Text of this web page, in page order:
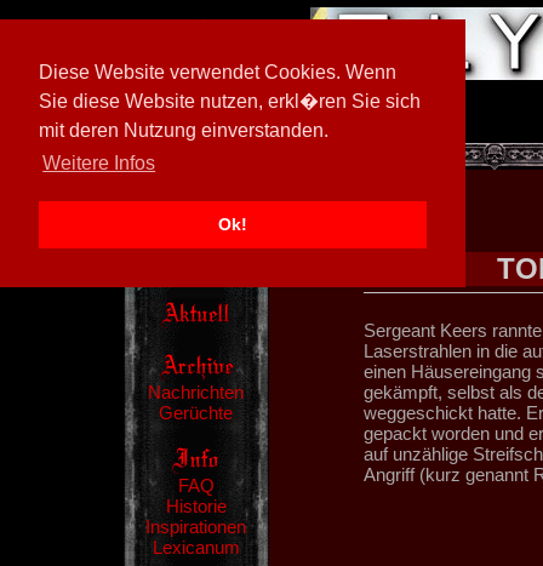
Diese Website verwendet Cookies. Wenn
Sie diese Website nutzen, erkl�ren Sie sich
mit deren Nutzung einverstanden.
Weitere Infos
Ok!
[ 600026/M3]
Nachrichten
Gerüchte
FAQ
Historie
Inspirationen
Lexicanum
Sergeant Keers
Laserstrahlen in die
einen Häusereingang
gekämpft, selbst als
weggeschickt hatte.
gepackt worden und
auf unzählige
Angriff (kurz genannt